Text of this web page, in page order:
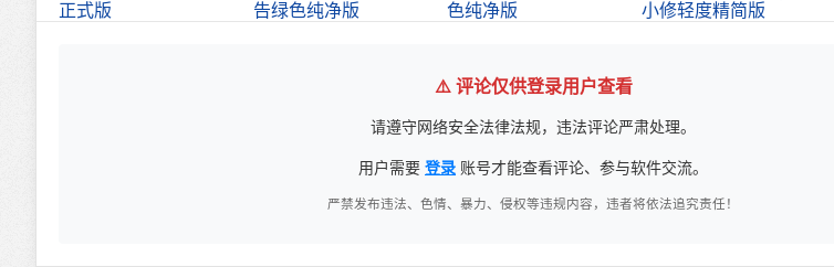
正式版
告绿色纯净版
色纯净版
小修轻度精简版
⚠️ 评论仅供登录用户查看
请遵守网络安全法律法规，违法评论严肃处理。
用户需要 登录 账号才能查看评论、参与软件交流。
严禁发布违法、色情、暴力、侵权等违规内容，违者将依法追究责任！